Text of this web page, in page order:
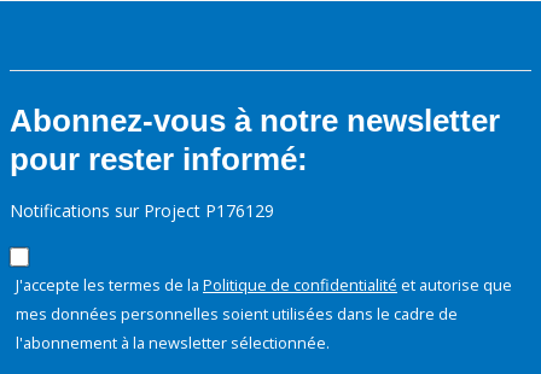
Abonnez-vous à notre newsletter
pour rester informé:
Notifications sur Project P176129
J'accepte les termes de la Politique de confidentialité et autorise que
mes données personnelles soient utilisées dans le cadre de
l'abonnement à la newsletter sélectionnée.